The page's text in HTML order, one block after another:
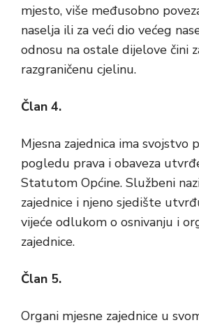
mjesto, više međusobno
naselja ili za veći dio većeg
odnosu na ostale dijelove čini
razgraničenu cjelinu.
Član 4.
Mjesna zajednica ima svojstvo
pogledu prava i obaveza
Statutom Općine. Službeni
zajednice i njeno sjedište
vijeće odlukom o osnivanju i
zajednice.
Član 5.
Organi mjesne zajednice u